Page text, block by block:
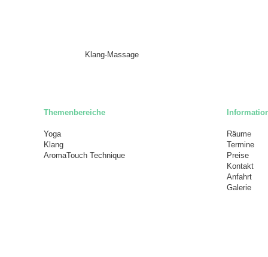
Klang-Massage
Themenbereiche
Yoga Räume
Klang
Termine
AromaTouch Technique
Preise
Kontakt
Anfahrt
Galerie